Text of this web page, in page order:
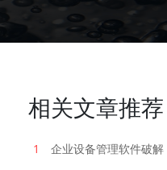
相关文章推荐
1
企业设备管理软件破解